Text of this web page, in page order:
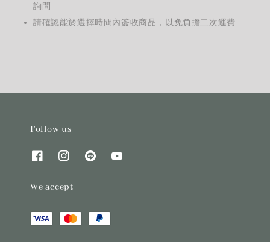
詢問
請確認能於選擇時間內簽收商品，以免負擔二次運費
Follow us
We accept